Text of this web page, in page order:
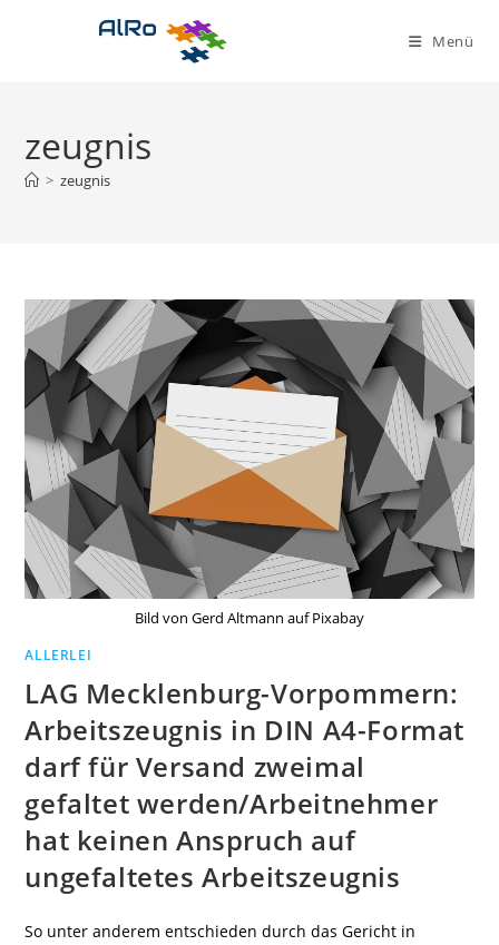
Menü
zeugnis
> zeugnis
Bild von Gerd Altmann auf Pixabay
ALLERLEI
LAG Mecklenburg-Vorpommern:
Arbeitszeugnis in DIN A4-Format
darf für Versand zweimal
gefaltet werden/Arbeitnehmer
hat keinen Anspruch auf
ungefaltetes Arbeitszeugnis
So unter anderem entschieden durch das Gericht in